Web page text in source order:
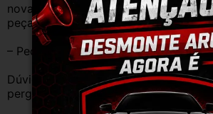
novas e sem uso. No entanto,
peças estão em BOM ESTADO e
– Peças são ORIGINAIS USADAS.
Dúvidas sobre uso ou aplicação,
perguntas;